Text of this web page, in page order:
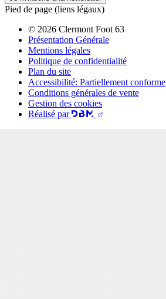
Pied de page (liens légaux)
© 2026 Clermont Foot 63
Présentation Générale
Mentions légales
Politique de confidentialité
Plan du site
Accessibilité: Partiellement conforme
Conditions générales de vente
Gestion des cookies
Réalisé par